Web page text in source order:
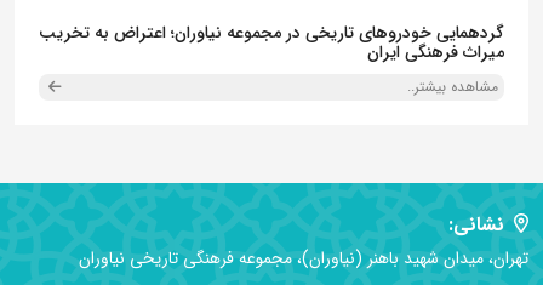
گردهمایی خودروهای تاریخی در مجموعه نیاوران؛ اعتراض به تخریب
میراث فرهنگی ایران
مشاهده بیشتر..
نشانی:
تهران، میدان شهید باهنر (نیاوران)، مجموعه فرهنگی تاریخی نیاوران